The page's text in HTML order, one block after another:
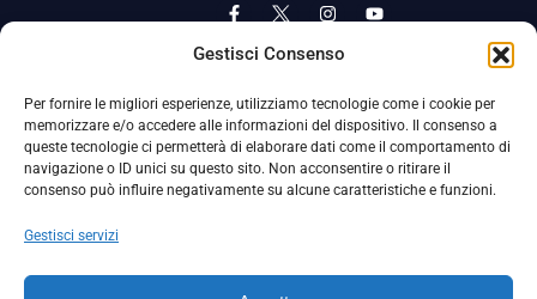
Gestisci Consenso
Per fornire le migliori esperienze, utilizziamo tecnologie come i cookie per
memorizzare e/o accedere alle informazioni del dispositivo. Il consenso a
queste tecnologie ci permetterà di elaborare dati come il comportamento di
navigazione o ID unici su questo sito. Non acconsentire o ritirare il
consenso può influire negativamente su alcune caratteristiche e funzioni.
Gestisci servizi
Privacy Policy Cookie Policy
La Società ha nominato il Responsabile della Protezione dei Dati Personali (DPO), figura specializzata che vigila sulle modalità
adottate dalla nostra Società per tutelare i Suoi dati personali.
Per contattare il DPO può scrivere a